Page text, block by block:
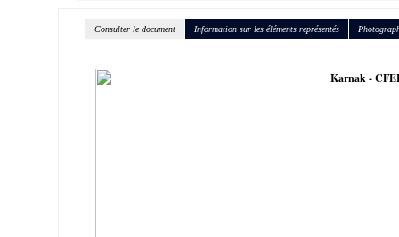
Consulter le document Information sur les éléments représentés